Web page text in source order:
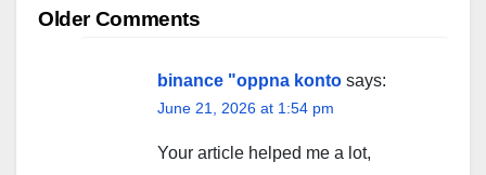
Comment
Older Comments
binance "oppna konto says:
June 21, 2026 at 1:54 pm
Your article helped me a lot,